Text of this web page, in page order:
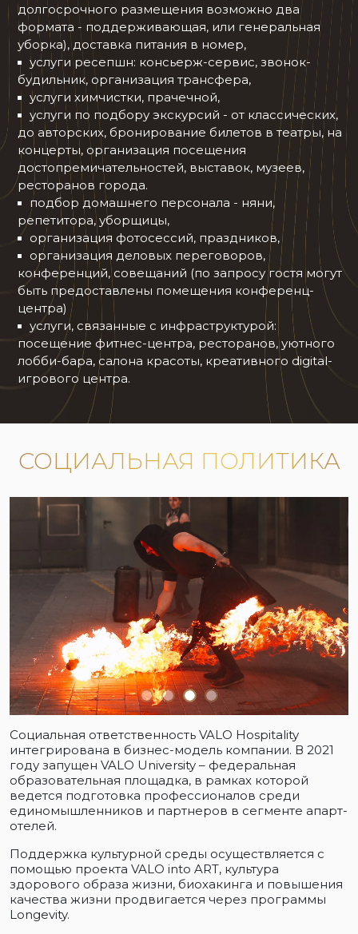
долгосрочного размещения возможно два
формата - поддерживающая, или генеральная
уборка), доставка питания в номер,
услуги ресепшн: консьерж-сервис, звонок-
будильник, организация трансфера,
услуги химчистки, прачечной,
услуги по подбору экскурсий - от классических,
до авторских, бронирование билетов в театры, на
концерты, организация посещения
достопремичательностей, выставок, музеев,
ресторанов города.
подбор домашнего персонала - няни,
репетитора, уборщицы,
организация фотосессий, праздников,
организация деловых переговоров,
конференций, совещаний (по запросу гостя могут
быть предоставлены помещения конференц-
центра)
услуги, связанные с инфраструктурой:
посещение фитнес-центра, ресторанов, уютного
лобби-бара, салона красоты, креативного digital-
игрового центра.
СОЦИАЛЬНАЯ ПОЛИТИКА
Социальная ответственность VALO Hospitality
интегрирована в бизнес-модель компании. В 2021
году запущен VALO University – федеральная
образовательная площадка, в рамках которой
ведется подготовка профессионалов среди
единомышленников и партнеров в сегменте апарт-
отелей.
Поддержка культурной среды осуществляется с
помощью проекта VALO into ART, культура
здорового образа жизни, биохакинга и повышения
качества жизни продвигается через программы
Longevity.